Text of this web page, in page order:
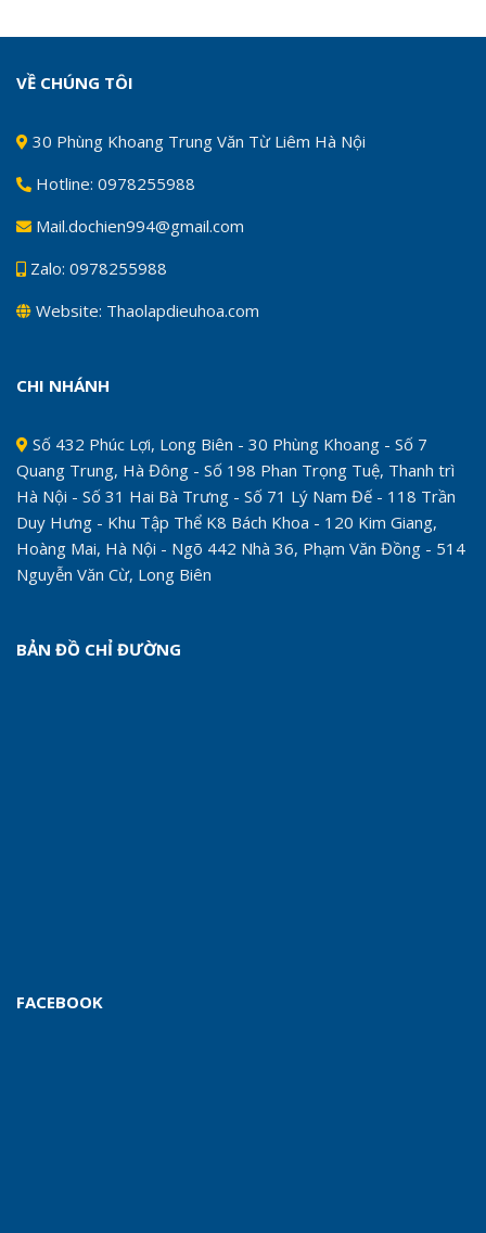
VỀ CHÚNG TÔI
30 Phùng Khoang Trung Văn Từ Liêm Hà Nội
Hotline: 0978255988
Mail.dochien994@gmail.com
Zalo: 0978255988
Website: Thaolapdieuhoa.com
CHI NHÁNH
Số 432 Phúc Lợi, Long Biên - 30 Phùng Khoang - Số 7
Quang Trung, Hà Đông - Số 198 Phan Trọng Tuệ, Thanh trì
Hà Nội - Số 31 Hai Bà Trưng - Số 71 Lý Nam Đế - 118 Trần
Duy Hưng - Khu Tập Thể K8 Bách Khoa - 120 Kim Giang,
Hoàng Mai, Hà Nội - Ngõ 442 Nhà 36, Phạm Văn Đồng - 514
Nguyễn Văn Cừ, Long Biên
BẢN ĐỒ CHỈ ĐƯỜNG
FACEBOOK